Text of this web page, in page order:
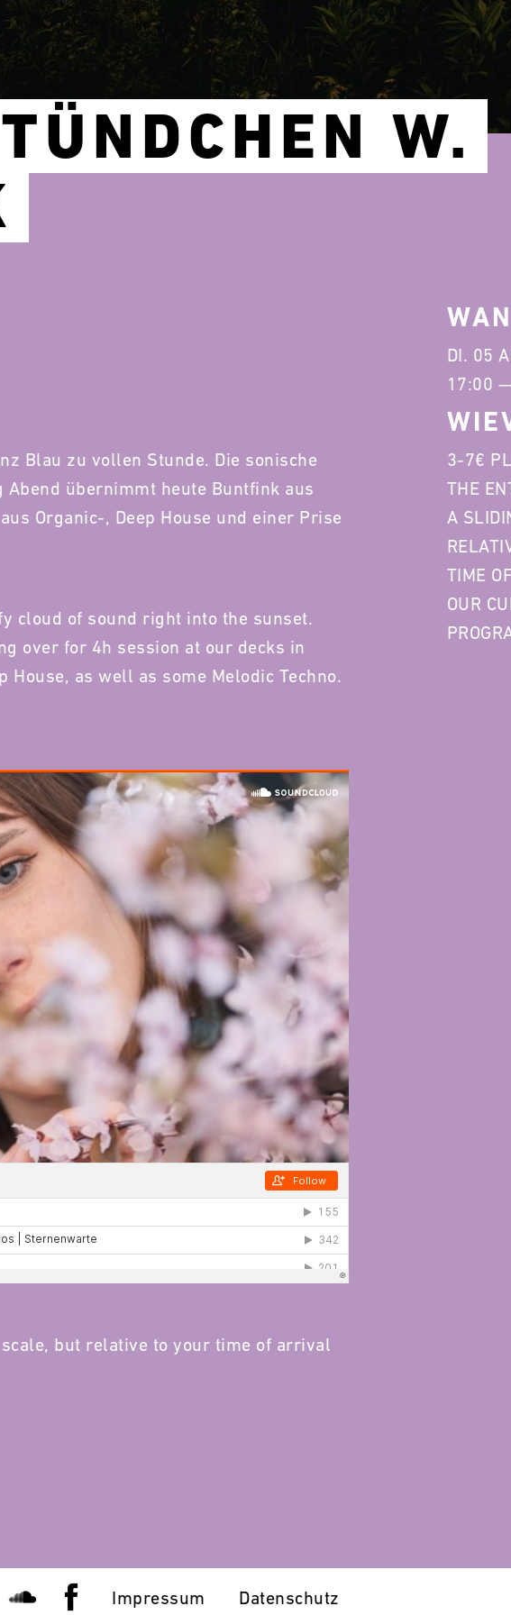
W.
Blau zu vollen Stunde. Die sonische
übernimmt heute Buntfink aus
Organic-, Deep House und einer Prise
cloud of sound right into the sunset.
over for 4h session at our decks in
House, as well as some Melodic Techno.
but relative to your time of arrival
DI. 05
17:00
3-7€
THE
A
TIME
OUR
Impressum Datenschutz